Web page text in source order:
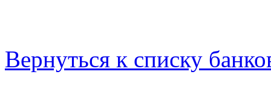
Вернуться к списку